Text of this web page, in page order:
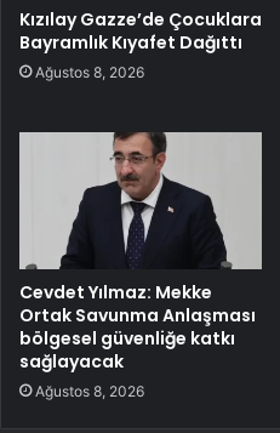
Kızılay Gazze’de Çocuklara
Bayramlık Kıyafet Dağıttı
Ağustos 8, 2026
Cevdet Yılmaz: Mekke
Ortak Savunma Anlaşması
bölgesel güvenliğe katkı
sağlayacak
Ağustos 8, 2026